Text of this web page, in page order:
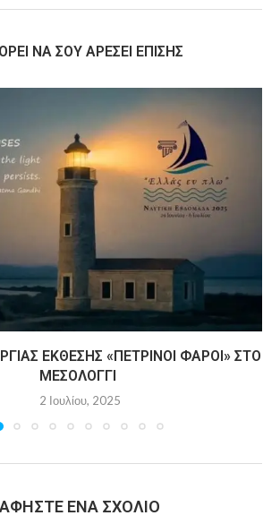
ΝΑ ΣΟΥ ΑΡΈΣΕΙ ΕΠΊΣΗΣ
ΈΚΘΕΣΗΣ «ΠΈΤΡΙΝΟΙ ΦΆΡΟΙ» ΣΤΟ
ΜΕΣΟΛΌΓΓΙ
2 Ιουλίου, 2025
ΑΦΉΣΤΕ ΈΝΑ ΣΧΌΛΙΟ